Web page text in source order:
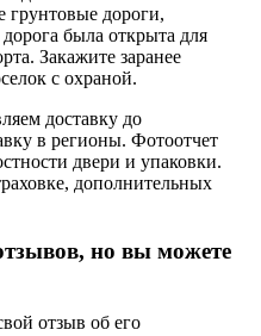
грунтовые дороги,
была открыта для
Закажите заранее
с охраной.
доставку до
в регионы. Фотоотчет
двери и упаковки.
дополнительных
но вы можете
отзыв об его